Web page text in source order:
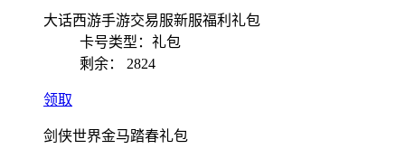
大话西游手游交易服新服福利礼包
卡号类型：礼包
剩余：
2824
领取
剑侠世界金马踏春礼包